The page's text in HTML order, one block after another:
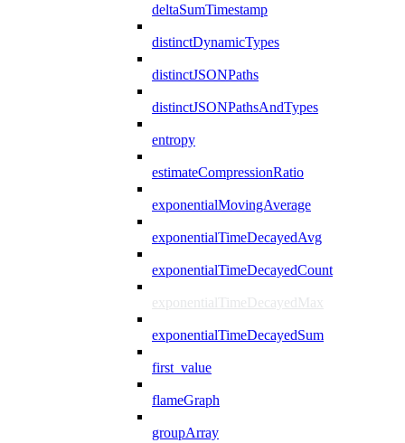
deltaSumTimestamp
distinctDynamicTypes
distinctJSONPaths
distinctJSONPathsAndTypes
entropy
estimateCompressionRatio
exponentialMovingAverage
exponentialTimeDecayedAvg
exponentialTimeDecayedCount
exponentialTimeDecayedMax
exponentialTimeDecayedSum
first_value
flameGraph
groupArray